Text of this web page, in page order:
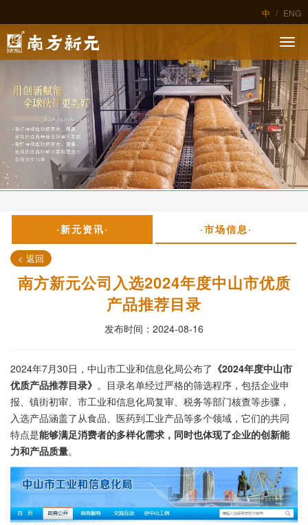
中 / ENG
·新元资讯· ·市场信息·
南方新元公司入选2024年度中山市优质
产品推荐目录
发布时间：2024-08-16
< 返回
2024年7月30日，中山市工业和信息化局公布了 《2024年度中山市
优质产品推荐目录》 。 目录名单经过严格的筛选程序，‌包括企业申
报、‌镇街初审、‌市工业和信息化局复审、‌税务等部门核查等步骤，‌
入选产品涵盖了从食品、‌医药到工业产品等多个领域，‌它们的共同
特点是能够满足消费者的多样化需求，‌同时也体现了企业的创新能
力和产品质量。